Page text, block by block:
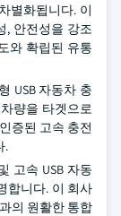
별화됩니다. 이
, 안전성을 강조
와 확립된 유통
USB 자동차 충
량을 타겟으로
증된 고속 충전
.
고속 USB 자동
합니다. 이 회사
의 원활한 통합